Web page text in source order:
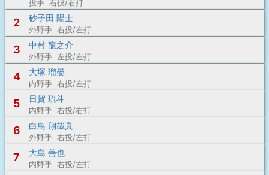
投手 右投/右打
2 砂子田 陽士
外野手 右投/左打
3 中村 龍之介
外野手 左投/左打
4 大塚 瑠晏
内野手 右投/左打
5 日賀 琉斗
内野手 右投/右打
6 白鳥 翔哉真
外野手 右投/左打
7 大島 善也
内野手 右投/左打